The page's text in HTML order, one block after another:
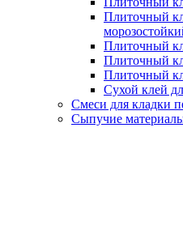
Плиточный
Плиточный
Плиточный
Плиточный
Сухой клей
Смеси для кладки
Сыпучие